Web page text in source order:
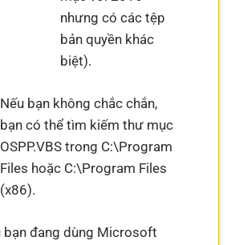
nhưng có các tệp
bản quyền khác
biệt).
Nếu bạn không chắc chắn,
bạn có thể tìm kiếm thư mục
OSPP.VBS trong C:\Program
Files hoặc C:\Program Files
(x86).
đang dùng Microsoft